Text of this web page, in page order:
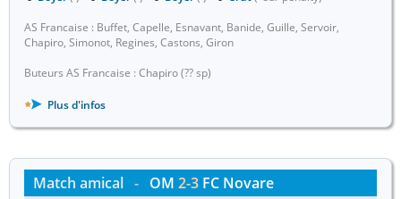
AS Francaise : Buffet, Capelle, Esnavant, Banide, Guille, Servoir,
Chapiro, Simonot, Regines, Castons, Giron
Buteurs AS Francaise : Chapiro (?? sp)
Plus d'infos
Match amical - OM 2-3 FC Novare